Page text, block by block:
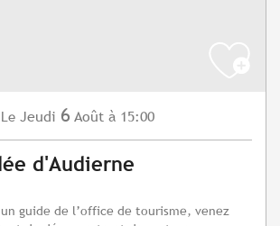
Le Jeudi 6 Août à 15:00
d'Audierne
guide de l’office de tourisme, venez